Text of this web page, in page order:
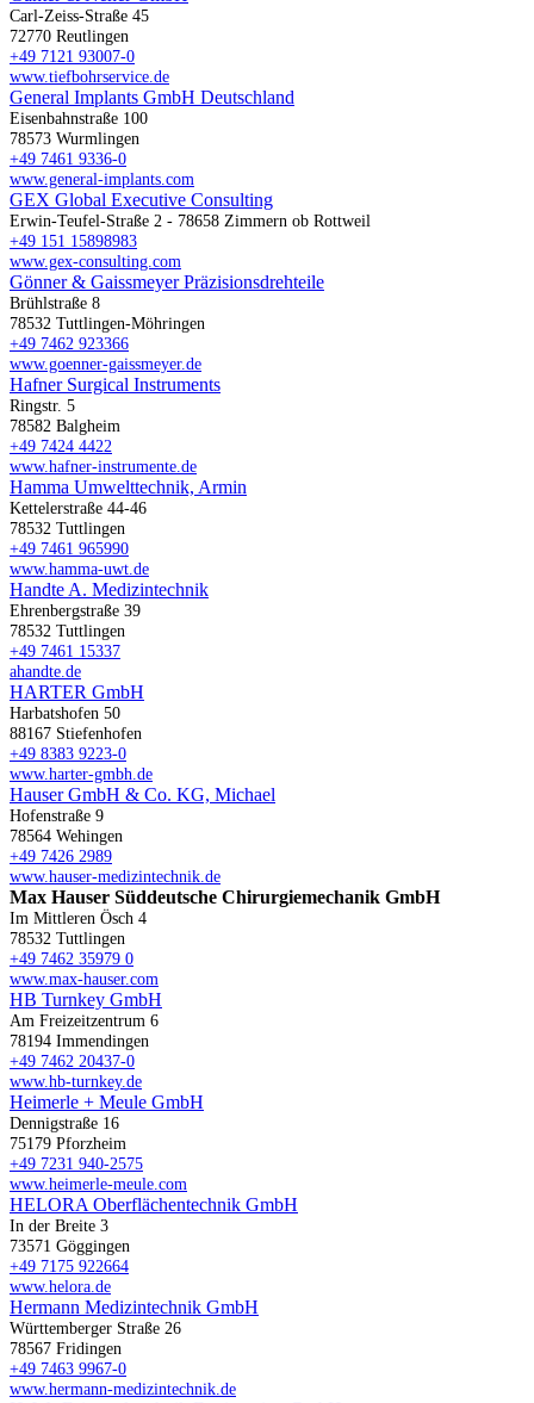
Carl-Zeiss-Straße 45
72770 Reutlingen
+49 7121 93007-0
www.tiefbohrservice.de
General Implants GmbH Deutschland
Eisenbahnstraße 100
78573 Wurmlingen
+49 7461 9336-0
www.general-implants.com
GEX Global Executive Consulting
Erwin-Teufel-Straße 2 - 78658 Zimmern ob Rottweil
+49 151 15898983
www.gex-consulting.com
Gönner & Gaissmeyer Präzisionsdrehteile
Brühlstraße 8
78532 Tuttlingen-Möhringen
+49 7462 923366
www.goenner-gaissmeyer.de
Hafner Surgical Instruments
Ringstr. 5
78582 Balgheim
+49 7424 4422
www.hafner-instrumente.de
Hamma Umwelttechnik, Armin
Kettelerstraße 44-46
78532 Tuttlingen
+49 7461 965990
www.hamma-uwt.de
Handte A. Medizintechnik
Ehrenbergstraße 39
78532 Tuttlingen
+49 7461 15337
ahandte.de
HARTER GmbH
Harbatshofen 50
88167 Stiefenhofen
+49 8383 9223-0
www.harter-gmbh.de
Hauser GmbH & Co. KG, Michael
Hofenstraße 9
78564 Wehingen
+49 7426 2989
www.hauser-medizintechnik.de
Max Hauser Süddeutsche Chirurgiemechanik GmbH
Im Mittleren Ösch 4
78532 Tuttlingen
+49 7462 35979 0
www.max-hauser.com
HB Turnkey GmbH
Am Freizeitzentrum 6
78194 Immendingen
+49 7462 20437-0
www.hb-turnkey.de
Heimerle + Meule GmbH
Dennigstraße 16
75179 Pforzheim
+49 7231 940-2575
www.heimerle-meule.com
HELORA Oberflächentechnik GmbH
In der Breite 3
73571 Göggingen
+49 7175 922664
www.helora.de
Hermann Medizintechnik GmbH
Württemberger Straße 26
78567 Fridingen
+49 7463 9967-0
www.hermann-medizintechnik.de